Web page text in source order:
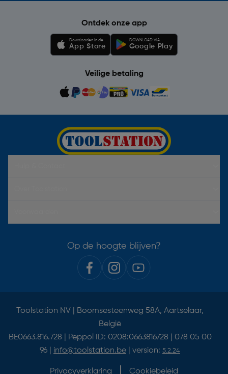
Ontdek onze app
Downloaden in de
App Store
DOWNLOAD VIA
Google Play
Veilige betaling
Op de hoogte blijven?
Toolstation NV | Boomsesteenweg 58A, Aartselaar,
België
BE0663.816.728 | Peppol ID: 0208:0663816728 | 078 05 00
96 | info@toolstation.be | version: 5.2.24
Privacyverklaring Cookiebeleid